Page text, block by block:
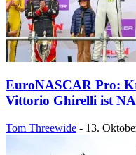
EuroNASCAR Pro:
Vittorio Ghirelli ist
Tom Threewide - 13.